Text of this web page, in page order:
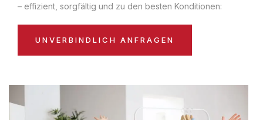
– effizient, sorgfältig und zu den besten Konditionen:
UNVERBINDLICH ANFRAGEN